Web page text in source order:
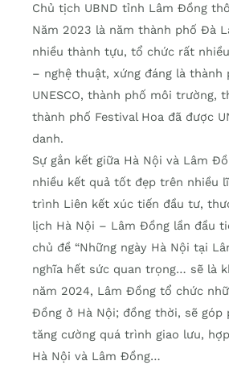
Chủ tịch UBND tỉnh Lâm Đồng
Năm 2023 là năm thành phố Đà
nhiều thành tựu, tổ chức rất
– nghệ thuật, xứng đáng là thành
UNESCO, thành phố môi trường,
thành phố Festival Hoa đã được
danh.
Sự gắn kết giữa Hà Nội và Lâm
nhiều kết quả tốt đẹp trên nhiều
trình Liên kết xúc tiến đầu tư,
lịch Hà Nội – Lâm Đồng lần đầu
chủ đề “Những ngày Hà Nội tại
nghĩa hết sức quan trọng… sẽ là
năm 2024, Lâm Đồng tổ chức
Đồng ở Hà Nội; đồng thời, sẽ góp
tăng cường quá trình giao lưu,
Hà Nội và Lâm Đồng…